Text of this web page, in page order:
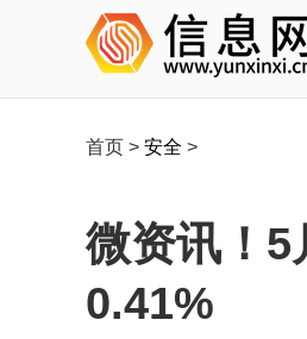
首页 > 安全 >
微资讯！5
0.41%